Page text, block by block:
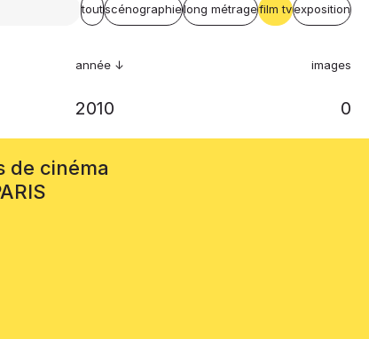
toutscénographielong métragefilm tvexposition
année images
2010 0
de cinéma